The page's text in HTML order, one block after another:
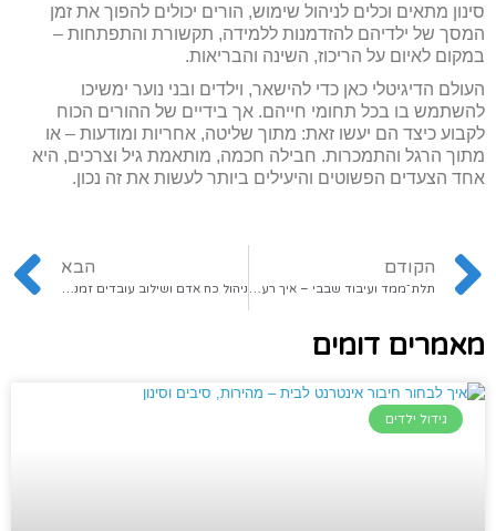
סינון מתאים וכלים לניהול שימוש, הורים יכולים להפוך את זמן
המסך של ילדיהם להזדמנות ללמידה, תקשורת והתפתחות –
במקום לאיום על הריכוז, השינה והבריאות.
העולם הדיגיטלי כאן כדי להישאר, וילדים ובני נוער ימשיכו
להשתמש בו בכל תחומי חייהם. אך בידיים של ההורים הכוח
לקבוע כיצד הם יעשו זאת: מתוך שליטה, אחריות ומודעות – או
מתוך הרגל והתמכרות. חבילה חכמה, מותאמת גיל וצרכים, היא
אחד הצעדים הפשוטים והיעילים ביותר לעשות את זה נכון.
הקודם הבא
מאמרים דומים
גידול ילדים